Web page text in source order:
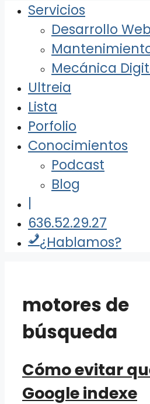
Servicios
Desarrollo Web
Mecánica
Ultreia
Lista
Porfolio
Conocimientos
Podcast
Blog
|
636.52.29.27
¿Hablamos?
motores de
búsqueda
Cómo evitar
Google indexe